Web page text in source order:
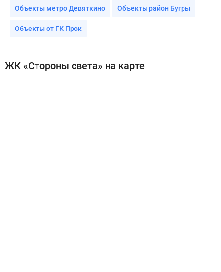
Объекты метро Девяткино Объекты район Бугры
Объекты от ГК Прок
ЖК «Стороны света» на карте